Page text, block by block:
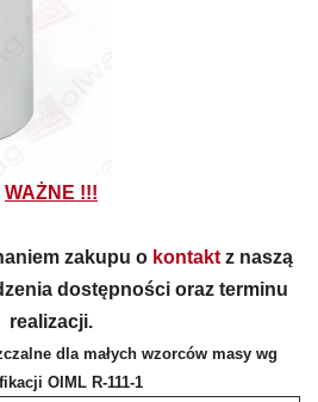
WAŻNE !!!
zakupu o kontaktz naszą
dostępności oraz terminu
realizacji.
dla małych wzorców masy wg
OIML R-111-1